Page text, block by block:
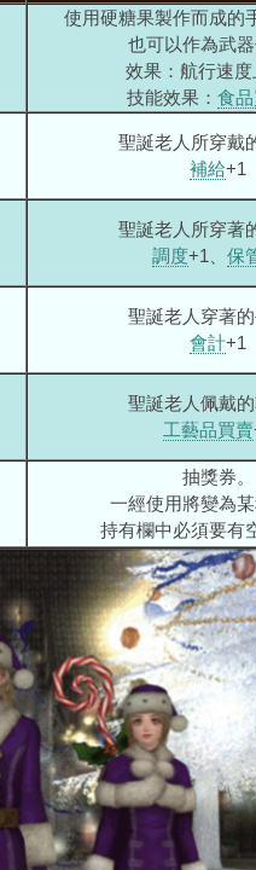
使用硬糖果製作而成的
也可以作為武器
效果：航行速
技能效果： 食
聖誕老人所穿戴
補給+1
聖誕老人所穿著
調度+1、 保
聖誕老人穿著的
會計+1
聖誕老人佩戴的
工藝品買賣
抽獎券。
一經使用將變為某
持有欄中必須要有